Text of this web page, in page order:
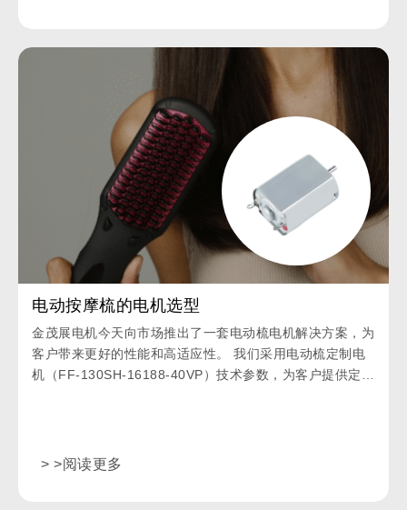
电动按摩梳的电机选型
金茂展电机今天向市场推出了一套电动梳电机解决方案，为
客户带来更好的性能和高适应性。 我们采用电动梳定制电
机（FF-130SH-16188-40VP）技术参数，为客户提供定制
> >阅读更多